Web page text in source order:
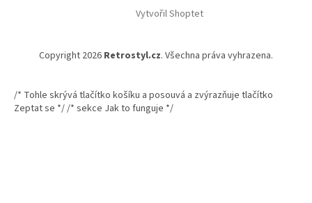
Vytvořil Shoptet
Copyright 2026 Retrostyl.cz. Všechna práva vyhrazena.
/* Tohle skrývá tlačítko košíku a posouvá a zvýrazňuje tlačítko
Zeptat se *//* sekce Jak to funguje */